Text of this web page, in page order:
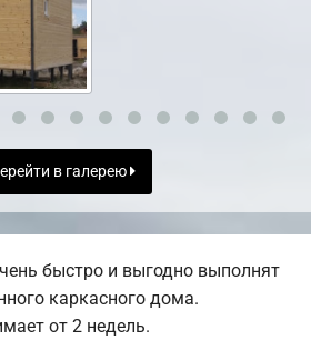
в галерею
быстро и выгодно выполнят
каркасного дома.
от 2 недель.